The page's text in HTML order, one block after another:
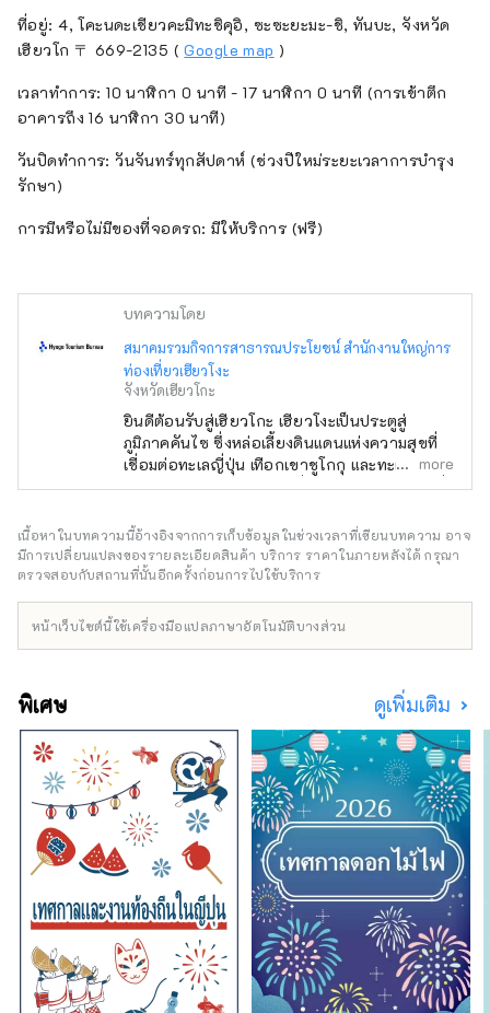
ที่อยู่: 4, โคะนดะเชียวคะมิทะชิคุอิ, ซะซะยะมะ-ชิ, ทันบะ, จังหวัด
เฮียวโก 〒 669-2135 (Google map )
เวลาทำการ: 10 นาฬิกา 0 นาที - 17 นาฬิกา 0 นาที (การเข้าตึก
อาคารถึง 16 นาฬิกา 30 นาที)
วันปิดทำการ: วันจันทร์ทุกสัปดาห์ (ช่วงปีใหม่ระยะเวลาการบำรุง
รักษา)
การมีหรือไม่มีของที่จอดรถ: มีให้บริการ (ฟรี)
บทความโดย
สมาคมรวมกิจการสาธารณประโยชน์ สำนักงานใหญ่การ
ท่องเที่ยวเฮียวโงะ
จังหวัดเฮียวโกะ
ยินดีต้อนรับสู่เฮียวโกะ เฮียวโงะเป็นประตูสู่
ภูมิภาคคันไซ ซึ่งหล่อเลี้ยงดินแดนแห่งความสุขที่
เชื่อมต่อทะเลญี่ปุ่น เทือกเขาชูโกกุ และทะเลเซโตะ
ใน ตลอดจนสภาพอากาศที่มีความสุข มีทิวทัศน์ที่
ปราสาทฮิเมจิ มรดกโลกที่ได้รับเลือกให้เป็นหนึ่ง
ใน 100 จุดชมซากุระที่ดีที่สุด และทิวทัศน์ยาม
ค่ำคืนแบบพาโนรามาจากภูเขาร็อคโค แบรนด์โก
หมายเหมือนกันกับเนื้อทาจิมะ เป็นหนึ่งในเนื้อวัว
ซากิออนเซ็นก็ปรากฏอยู่ในวรรณกรรมมากมาย
โอบล้อมด้วยธรรมชาติ ให้คุณได้ผ่อนคลาย
ร่างกายและจิตใจ คุณสามารถพบกับเสียงที่น่า
จดจำ เช่น เสียงฟ้าร้องของน้ำวนนารูโตะบนเกาะ
อาวาจิ และเสียงแบบไดนามิกของเทศกาลดอกไม้
ไฟที่จัดขึ้นในสถานที่ต่างๆ ในฤดูร้อน ในสวน
สมุนไพรและสวนพฤกษศาสตร์ในจังหวัด คุณจะ
ได้รับการเยียวยาด้วยกลิ่นสมุนไพรและดอกไม้ที่
อ่อนโยนและน่ารื่นรมย์ตลอดสี่ฤดูกาล เพลิดเพลิน
ไปกับการเดินทางครั้งใหม่ในเฮียวโงะที่กระตุ้น
สัมผัสทั้งห้าของการมองเห็น การรับรส การสัมผัส
การได้ยิน และการดมกลิ่น
more
เนื้อหาในบทความนี้อ้างอิงจากการเก็บข้อมูลในช่วงเวลาที่เขียนบทความ อาจ
มีการเปลี่ยนแปลงของรายละเอียดสินค้า บริการ ราคาในภายหลังได้ กรุณา
ตรวจสอบกับสถานที่นั้นอีกครั้งก่อนการไปใช้บริการ
หน้าเว็บไซต์นี้ใช้เครื่องมือแปลภาษาอัตโนมัติบางส่วน
พิเศษ ดูเพิ่มเติม